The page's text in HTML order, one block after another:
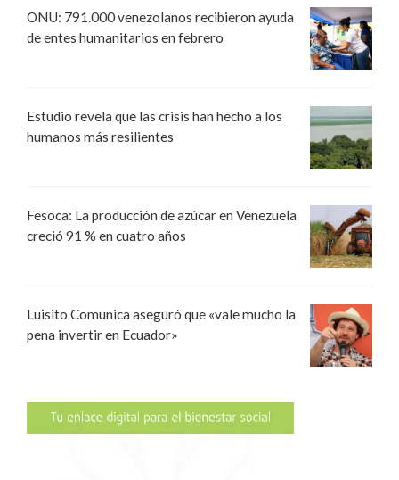
ONU: 791.000 venezolanos recibieron ayuda
de entes humanitarios en febrero
Estudio revela que las crisis han hecho a los
humanos más resilientes
Fesoca: La producción de azúcar en Venezuela
creció 91 % en cuatro años
Luisito Comunica aseguró que «vale mucho la
pena invertir en Ecuador»